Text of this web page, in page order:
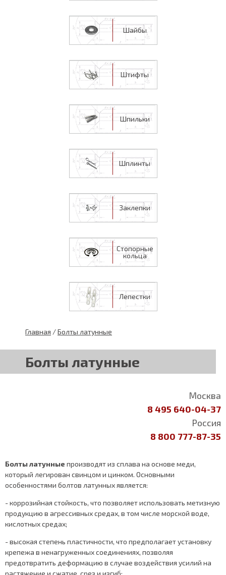
Шайбы
Штифты
Шпильки
Шплинты
Заклепки
Стопорные
кольца
Лепестки
Главная /Болты латунные
Болты латунные
Москва
8 495 640-04-37
Россия
8 800 777-87-35
Болты латунные производят из сплава на основе меди,
который легирован свинцом и цинком. Основными
особенностями болтов латунных является:
- коррозийная стойкость, что позволяет использовать метизную
продукцию в агрессивных средах, в том числе морской воде,
кислотных средах;
- высокая степень пластичности, что предполагает установку
крепежа в ненагруженных соединениях, позволяя
предотвратить деформацию в случае воздействия усилий на
растяжение и сжатие, срез и изгиб;